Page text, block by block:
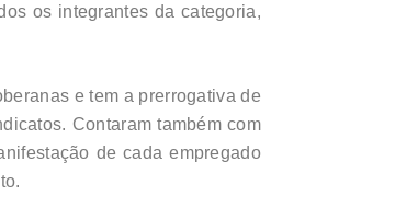
os integrantes da categoria,
e tem a prerrogativa de
Contaram também com
de cada empregado